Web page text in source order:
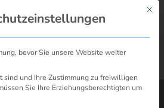
Mit
bevor Sie unsere Website weiter
sind und Ihre Zustimmung zu freiwilligen
Sie Ihre Erziehungsberechtigten um